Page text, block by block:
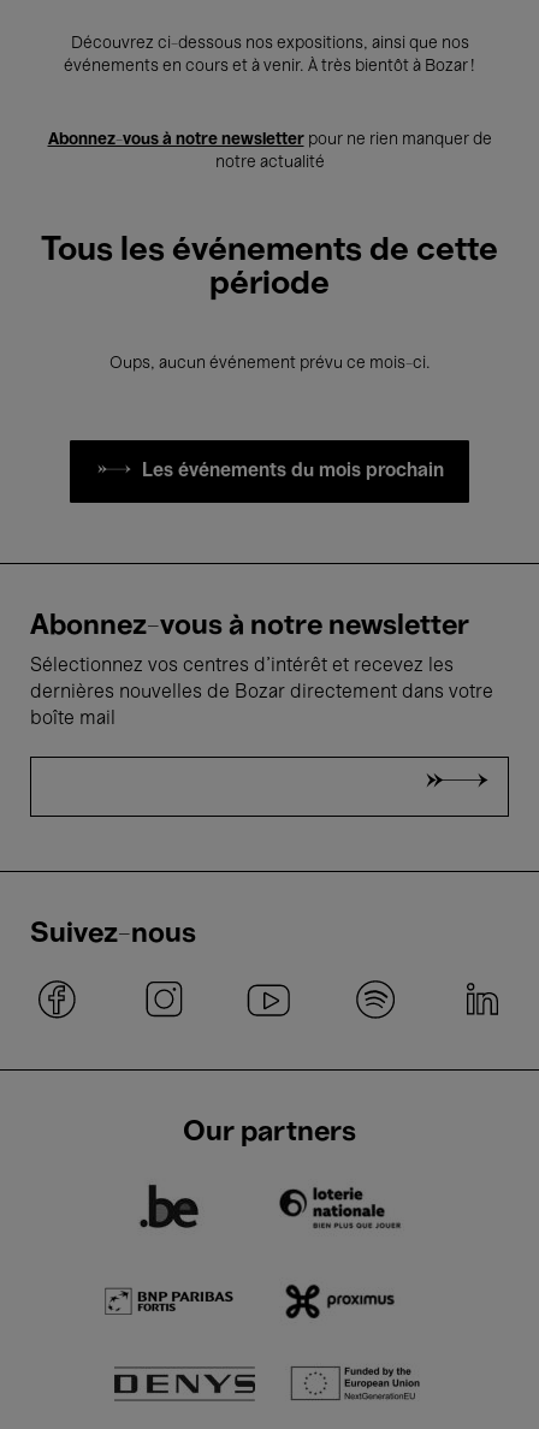
Découvrez ci-dessous nos expositions, ainsi que nos
événements en cours et à venir. À très bientôt à Bozar !
Abonnez-vous à notre newsletterpour ne rien manquer de
notre actualité
Tous les événements de cette
période
Oups, aucun événement prévu ce mois-ci.
Les événements du mois prochain
Abonnez-vous à notre newsletter
Sélectionnez vos centres d'intérêt et recevez les
dernières nouvelles de Bozar directement dans votre
boîte mail
Suivez-nous
Our partners